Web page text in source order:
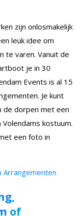
zijn onlosmakelijk
leuk idee om
te varen. Vanuit de
je in 30
Events is al 15
Je kunt
de dorpen met een
kostuum.
een foto in
Arrangementen
,
of